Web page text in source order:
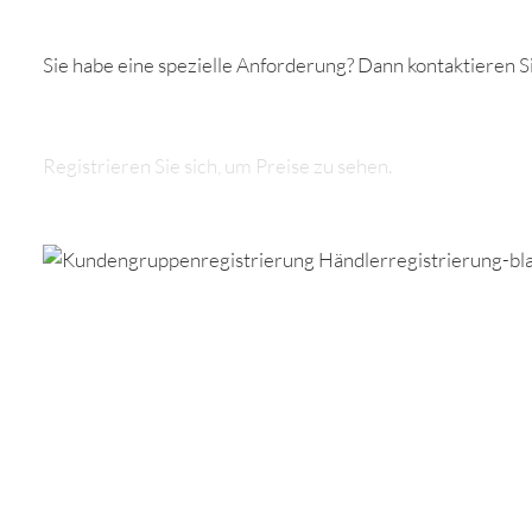
Sie habe eine spezielle Anforderung? Dann kontaktieren
Registrieren Sie sich, um Preise zu sehen.